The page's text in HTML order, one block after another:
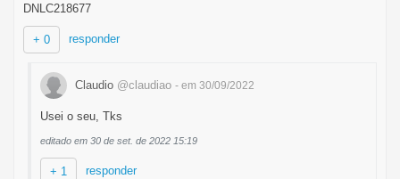
DNLC218677
+ 0 responder
Claudio @claudiao - em 30/09/2022
Usei o seu, Tks
editado em 30 de set. de 2022 15:19
+ 1 responder